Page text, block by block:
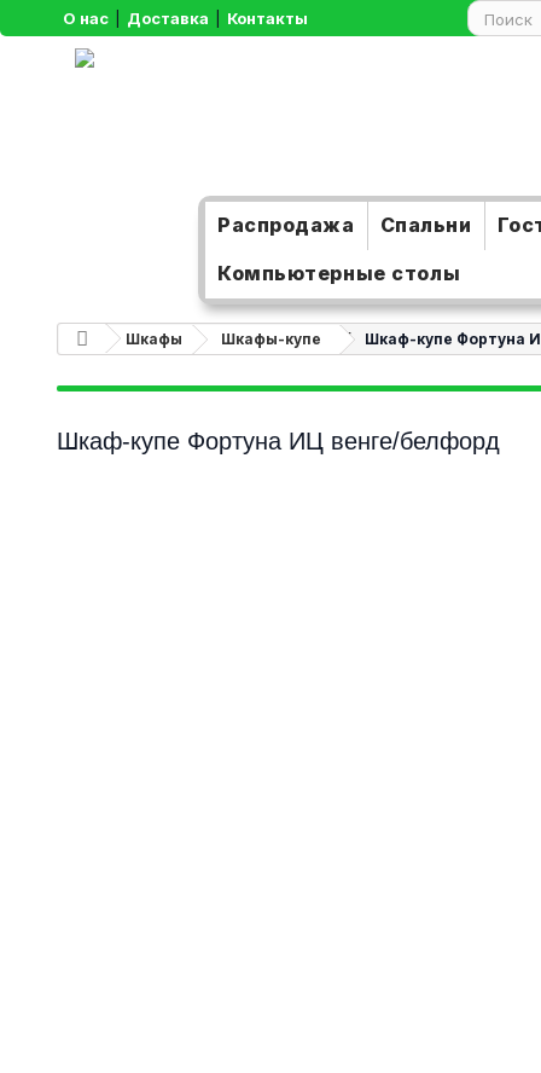
О нас Доставка Контакты
Распродажа Спальни
Компьютерные столы
Шкафы Шкафы-купе Шкаф-купе Фортуна
Шкаф-купе Фортуна ИЦ венге/белфорд